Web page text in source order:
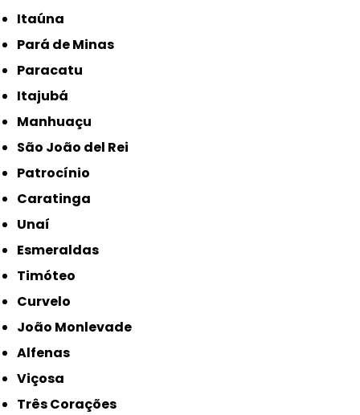
Itaúna
Pará de Minas
Paracatu
Itajubá
Manhuaçu
São João del Rei
Patrocínio
Caratinga
Unaí
Esmeraldas
Timóteo
Curvelo
João Monlevade
Alfenas
Viçosa
Três Corações